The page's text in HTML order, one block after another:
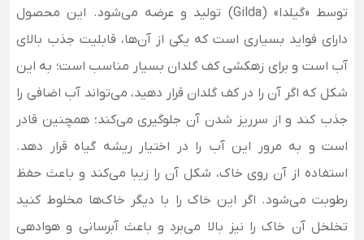
توسط «گیلدا» (Gilda) تولید و عرضه می‌شود. این محصول
دارای فواید بسیاری است که یکی از آن‌ها، قابلیت جذب بالای
آب است و برای زهکشی کف گلدان بسیار مناسب است؛ به این
شکل که اگر آن را در کف گلدان قرار دهید، می‌تواند آب اضافی را
جذب کند و از سرریز شدن آن جلوگیری می‌کند؛ همچنین قادر
است و به مرور این آب را در اختیار ریشه گیاه قرار دهد.
استفاده از آن روی خاک، شکل آن را زیبا می‌کند و باعث حفظ
رطوبت می‌شود. اگر این خاک را با دیگر خاک‌ها مخلوط کنید
تخلخل آن خاک را نیز بالا می‌برد و باعث آبرسانی و هوادهی